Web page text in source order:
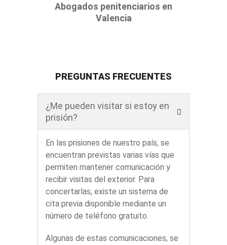
Abogados penitenciarios en
Valencia
PREGUNTAS FRECUENTES
¿Me pueden visitar si estoy en
prisión?
En las prisiones de nuestro país, se
encuentran previstas varias vías que
permiten mantener comunicación y
recibir visitas del exterior. Para
concertarlas, existe un sistema de
cita previa disponible mediante un
número de teléfono gratuito.
Algunas de estas comunicaciones, se